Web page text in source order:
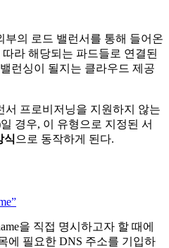
부의 로드 밸런서를 통해 들어온
라 해당되는 파드들로 연결된
런싱이 될지는 클라우드 제공
서 프로비저닝을 지원하지 않는
경우, 이 유형으로 지정된 서
식 으로 동작하게 된다.
을 직접 명시하고자 할 때에
에 필요한 DNS 주소를 기입하